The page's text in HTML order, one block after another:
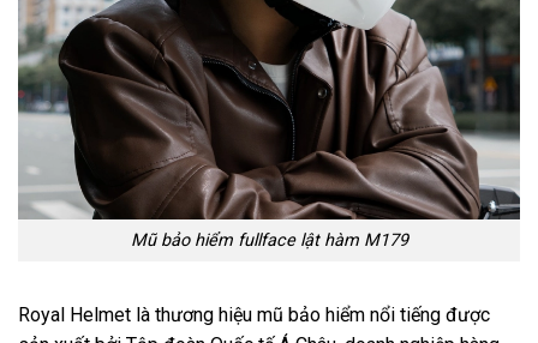
Mũ bảo hiểm fullface lật hàm M179
Royal Helmet là thương hiệu mũ bảo hiểm nổi tiếng được